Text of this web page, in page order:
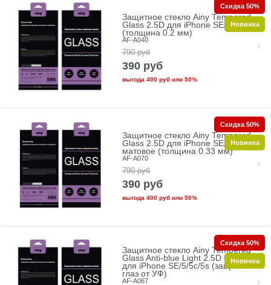
Защитное стекло Ainy Tempered
Glass 2.5D для iPhone SE/5/5c/5s
(толщина 0.2 мм)
AF-A040
790 руб
390 руб
выгода 400 рубили 50%
Скидка 50%
Новинка
Защитное стекло Ainy Tempered
Glass 2.5D для iPhone SE/5/5c/5s
матовое (толщина 0.33 мм)
AF-A070
790 руб
390 руб
выгода 400 рубили 50%
Скидка 50%
Новинка
Защитное стекло Ainy Tempered
Glass Anti-blue Light 2.5D 0.33mm
для iPhone SE/5/5c/5s (защита
глаз от УФ)
AF-A067
Скидка 50%
Новинка